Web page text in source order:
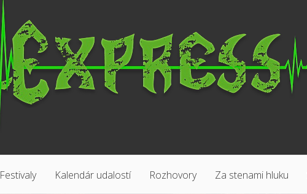
Festivaly Kalendár udalostí Rozhovory Za stenami hluku